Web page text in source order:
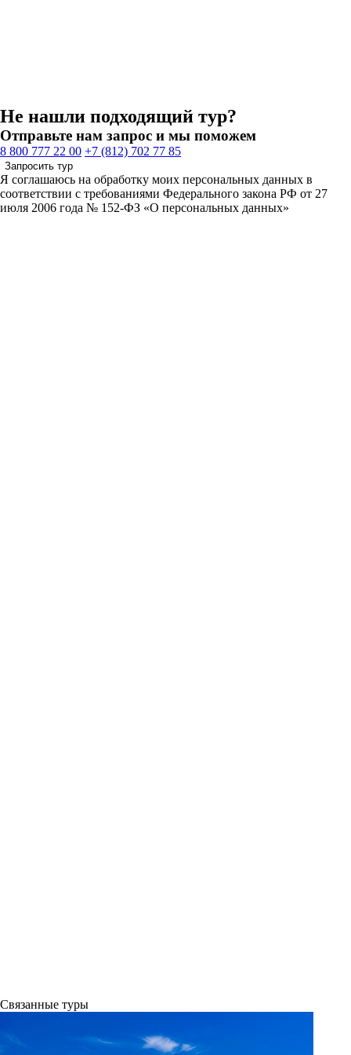
Не нашли подходящий тур?
Отправьте нам запрос и мы поможем
8 800 777 22 00 +7 (812) 702 77 85
Запросить тур
Я соглашаюсь на обработку моих персональных данных в
соответствии с требованиями Федерального закона РФ от 27
июля 2006 года № 152-ФЗ «О персональных данных»
Связанные туры